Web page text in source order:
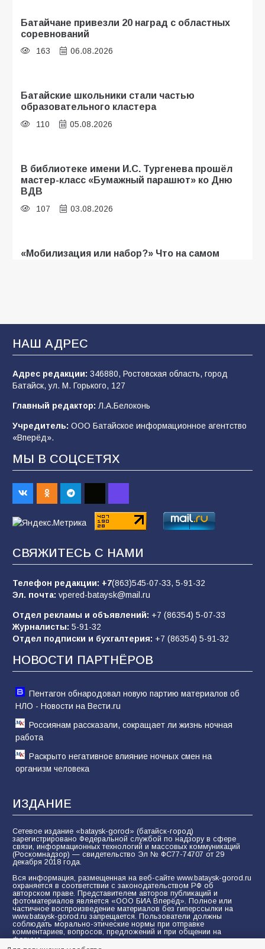
Батайчане привезли 20 наград с областных
соревнований
163 06.08.2026
Батайские школьники стали частью
образовательного кластера
110 05.08.2026
В библиотеке имени И.С. Тургенева прошёл
мастер-класс «Бумажный парашют» ко Дню
ВДВ
107 03.08.2026
«Мобилизация или набор?» Что на самом
В Батайске продолжаются дорожные работы
101 04.08.2026
после выборов: в Госдуме дали ответ
98 06.08.2026
«Слухами Москву не возьмёшь»: почему
заявления Киева о мобилизации — это
отчаяние, а не разведка
02.08.2026
В детском саду № 35 дети освоили
строительные профессии в ходе
спортивного праздника
75 07.08.2026
Морской квест в детском саду: как
воспитанники спасали Нептуна
74 01.08.2026
НАШ АДРЕС
Адрес редакции: 346880, Ростовская область, город
Батайск, ул. М. Горького, 127
Главный редактор: Л.А.Белоконь
Учредитель: ООО Батайское информационное агентство
«Вперёд».
МЫ В СОЦСЕТЯХ
СВЯЖИТЕСЬ С НАМИ
Телефон редакции: +7(863)545-07-33, 5-91-32
Эл. почта: vpered-bataysk@mail.ru
Отдел рекламы и объявлений: +7 (86354) 5-07-33
Журналисты: 5-91-32
Отдел подписки и бухгалтерия: +7 (86354) 5-91-32
НОВОСТИ ПАРТНЁРОВ
Пентагон обнародовал новую партию материалов об
НЛО - Новости на Вести.ru
Россиянам рассказали, сокращает ли жизнь ночная
работа
Раскрыто негативное влияние ночных смен на
организм человека
ИЗДАНИЕ
Сетевое издание «bataysk-gorod» (батайск-город)
зарегистрировано Федеральной службой по надзору в сфере
связи, информационных технологий и массовых коммуникаций
(Роскомнадзор) — свидетельство Эл № ФС77-74707 от 29
декабря 2018 года.
Вся информация, размещенная на веб-сайте www.bataysk-gorod.ru
охраняется в соответствии с законодательством РФ об
авторском праве. Представителем авторов публикаций и
фотоматериалов является «ООО БИА Вперёд». Полное или
частичное воспроизведение материалов без гиперссылки на
www.bataysk-gorod.ru запрещается. Пользователи должны
соблюдать морально-этические нормы при отправке
комментариев, вопросов, предложений и при общении на
форуме.